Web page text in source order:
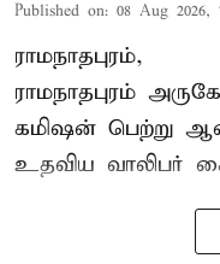
Published on: 08 Aug 2026,
ராமநாதபுரம்,
ராமநாதபுரம்
கமிஷன் பெற்று
உதவிய வாலிபர்